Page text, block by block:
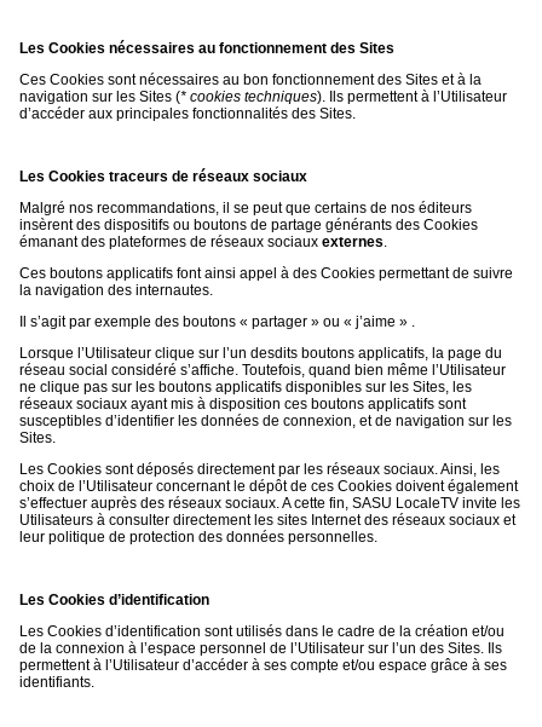
Les Cookies nécessaires au fonctionnement des Sites
Ces Cookies sont nécessaires au bon fonctionnement des Sites et à la
navigation sur les Sites (* cookies techniques). Ils permettent à l’Utilisateur
d’accéder aux principales fonctionnalités des Sites.
Les Cookies traceurs de réseaux sociaux
Malgré nos recommandations, il se peut que certains de nos éditeurs
insèrent des dispositifs ou boutons de partage générants des Cookies
émanant des plateformes de réseaux sociaux externes.
Ces boutons applicatifs font ainsi appel à des Cookies permettant de suivre
la navigation des internautes.
Il s’agit par exemple des boutons « partager » ou « j’aime » .
Lorsque l’Utilisateur clique sur l’un desdits boutons applicatifs, la page du
réseau social considéré s’affiche. Toutefois, quand bien même l’Utilisateur
ne clique pas sur les boutons applicatifs disponibles sur les Sites, les
réseaux sociaux ayant mis à disposition ces boutons applicatifs sont
susceptibles d’identifier les données de connexion, et de navigation sur les
Sites.
Les Cookies sont déposés directement par les réseaux sociaux. Ainsi, les
choix de l’Utilisateur concernant le dépôt de ces Cookies doivent également
s’effectuer auprès des réseaux sociaux. A cette fin, SASU LocaleTV invite les
Utilisateurs à consulter directement les sites Internet des réseaux sociaux et
leur politique de protection des données personnelles.
Les Cookies d’identification
Les Cookies d’identification sont utilisés dans le cadre de la création et/ou
de la connexion à l’espace personnel de l’Utilisateur sur l’un des Sites. Ils
permettent à l’Utilisateur d’accéder à ses compte et/ou espace grâce à ses
identifiants.